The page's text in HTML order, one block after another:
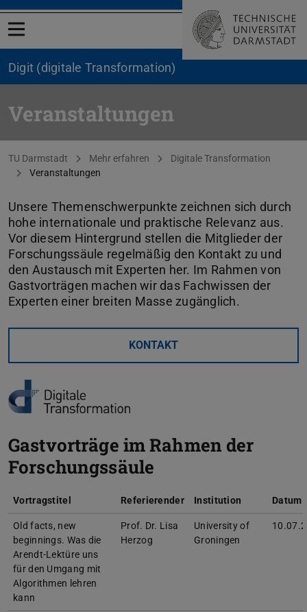
Menü öffnen
Digit (digitale Transformation)
Veranstaltungen
Sie befinden sich hier:
TU Darmstadt Mehr erfahren
Digitale Transformation
Veranstaltungen
Unsere Themenschwerpunkte zeichnen sich durch
hohe internationale und praktische Relevanz aus.
Vor diesem Hintergrund stellen die Mitglieder der
Forschungssäule regelmäßig den Kontakt zu und
den Austausch mit Experten her. Im Rahmen von
Gastvorträgen machen wir das Fachwissen der
Experten einer breiten Masse zugänglich.
KONTAKT
Gastvorträge im Rahmen der
Forschungssäule
Vortragstitel Referierender Institution Datum
Old facts, new
beginnings. Was die
Arendt-Lektüre uns
für den Umgang mit
Algorithmen lehren
kann
Prof. Dr. Lisa
Herzog
University of
Groningen